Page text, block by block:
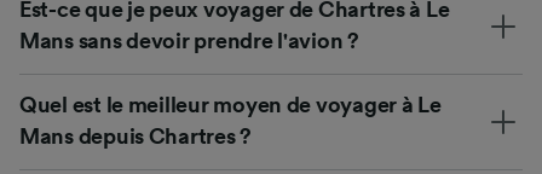
Est-ce que je peux voyager de Chartres à Le
Mans sans devoir prendre l'avion ?
Quel est le meilleur moyen de voyager à Le
Mans depuis Chartres ?